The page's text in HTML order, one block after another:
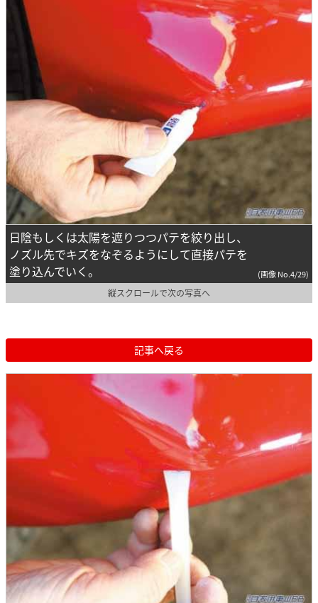
日陰もしくは太陽を遮りつつパテを絞り出し、
ノズル先でキズをなぞるようにして直接パテを
塗り込んでいく。
(画像 No.4/29)
縦スクロールで次の写真へ
記事へ戻る